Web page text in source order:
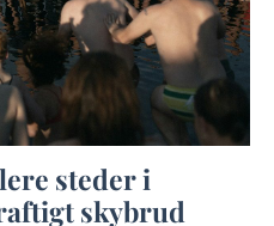
steder i
skybrud